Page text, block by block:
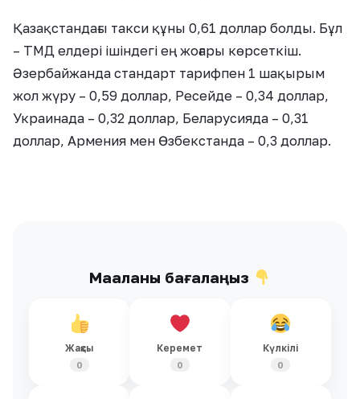
Қазақстандағы такси құны 0,61 доллар болды. Бұл
– ТМД елдері ішіндегі ең жоғары көрсеткіш.
Әзербайжанда стандарт тарифпен 1 шақырым
жол жүру – 0,59 доллар, Ресейде – 0,34 доллар,
Украинада – 0,32 доллар, Беларусияда – 0,31
доллар, Армения мен Өзбекстанда – 0,3 доллар.
Мақаланы бағалаңыз
Жақсы
0
Керемет
0
Күлкілі
0